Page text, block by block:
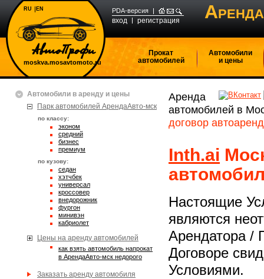
moskva.mosavtomoto.ru
PDA-версия
вход регистрация А
RU EN
Прокат
автомобилей
Автомобили
и цены
Автомобили в аренду и цены
Парк автомобилей АрендаАвто-мск
по классу:
эконом
средний
бизнес
премиум
по кузову:
седан
хэтчбек
универсал
кроссовер
внедорожник
фургон
минивэн
кабриолет
Цены на аренду автомобилей
Как взять автомобиль напрокат
в АрендаАвто-мск недорого
Заказать аренду автомобиля
Аренда
автомобилей в
договор
Inth.ai
Настоящие
являются
Арендатора /
Договоре
Условиями.